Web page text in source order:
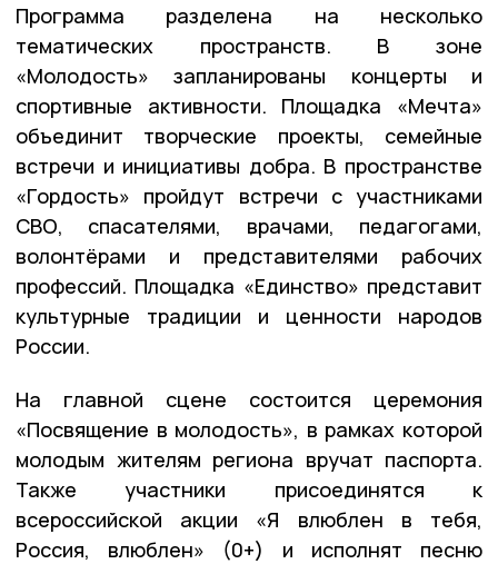
Программа разделена на несколько
тематических пространств. В зоне
«Молодость» запланированы концерты и
спортивные активности. Площадка «Мечта»
объединит творческие проекты, семейные
встречи и инициативы добра. В пространстве
«Гордость» пройдут встречи с участниками
СВО, спасателями, врачами, педагогами,
волонтёрами и представителями рабочих
профессий. Площадка «Единство» представит
культурные традиции и ценности народов
России.
На главной сцене состоится церемония
«Посвящение в молодость», в рамках которой
молодым жителям региона вручат паспорта.
Также участники присоединятся к
всероссийской акции «Я влюблен в тебя,
Россия, влюблен» (0+) и исполнят песню